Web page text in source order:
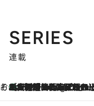
SERIES
連載
そおだよおこの関西おいしい、おやつ紀行11 Hours Ago
［大阪府箕面市］一皿一皿目の前で仕上げられる、料理を巧みに組み込んだアシェットデセールコース「ミチル アシェット デセール（Michiru assiette dessert）」